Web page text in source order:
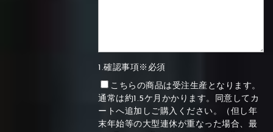
1.確認事項※必須
こちらの商品は受注生産となります。
通常は約1.5ケ月かかります。同意してカ
ートへ追加しご購入ください。（但し年
末年始等の大型連休が重なった場合、最